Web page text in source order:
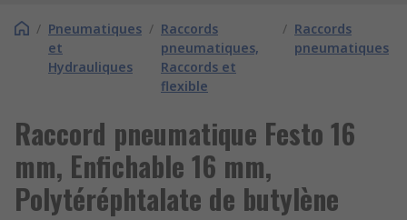
/ Pneumatiques
et
Hydrauliques
/ Raccords
pneumatiques,
Raccords et
flexible
/ Raccords
pneumatiques
Raccord pneumatique Festo 16
mm, Enfichable 16 mm,
Polytéréphtalate de butylène